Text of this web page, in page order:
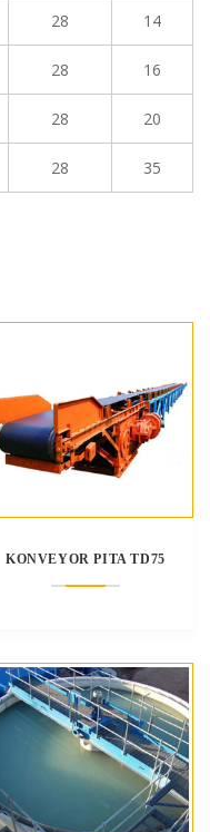
28 14
28 16
28 20
28 35
KONVEYOR PITA TD75